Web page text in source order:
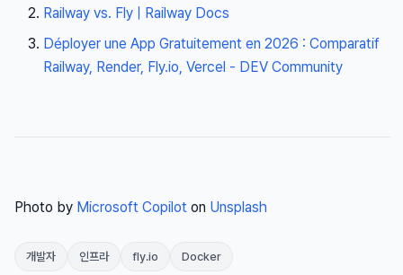
Railway vs. Fly | Railway Docs
Déployer une App Gratuitement en 2026 : Comparatif
Railway, Render, Fly.io, Vercel - DEV Community
Photo by Microsoft Copilot on Unsplash
개발자 인프라 fly.io Docker